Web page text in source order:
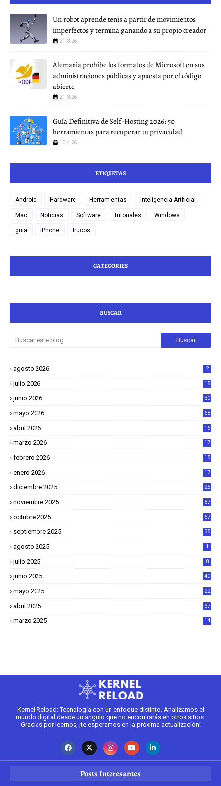
Un robot aprende tenis a partir de movimientos
imperfectos y termina ganando a su propio creador
21.3.26
Alemania prohíbe los formatos de Microsoft en sus
administraciones públicas y apuesta por el código
abierto
21.3.26
Guía Definitiva de Self-Hosting 2026: 50
herramientas para recuperar tu privacidad
10.4.26
ETIQUETAS
Android Hardware Herramientas Inteligencia Artificial
Mac Noticias Software Tutoriales Windows
guia iPhone trucos
CATEGORIES
BUSCAR
agosto 2026 2
julio 2026 15
junio 2026 30
mayo 2026 68
abril 2026
16
marzo 2026
17
febrero 2026
15
enero 2026
17
diciembre 2025
25
noviembre 2025 87
octubre 2025 67
septiembre 2025 35
agosto 2025 1
julio 2025 8
junio 2025 40
mayo 2025
22
abril 2025
37
marzo 2025
14
Kernel Reload: Tecnología con un enfoque distinto. Analizamos el
mundo digital desde un ángulo que no encontrarás en otros sitios.
Gracias por leernos, ¡te esperamos en la próxima actualización!
Posts Interesantes